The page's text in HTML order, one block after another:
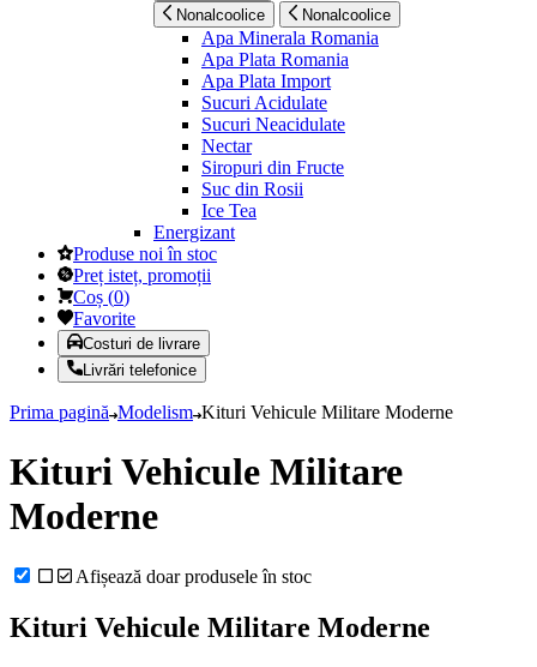
Nonalcoolice Nonalcoolice
Apa Minerala Romania
Apa Plata Romania
Apa Plata Import
Sucuri Acidulate
Sucuri Neacidulate
Nectar
Siropuri din Fructe
Suc din Rosii
Ice Tea
Energizant
Produse noi în stoc
Preț isteț, promoții
Coș (0)
Favorite
Costuri de livrare
Livrări telefonice
Prima pagină Modelism Kituri Vehicule Militare Moderne
Kituri Vehicule Militare
Moderne
Afișează doar produsele în stoc
Kituri Vehicule Militare Moderne